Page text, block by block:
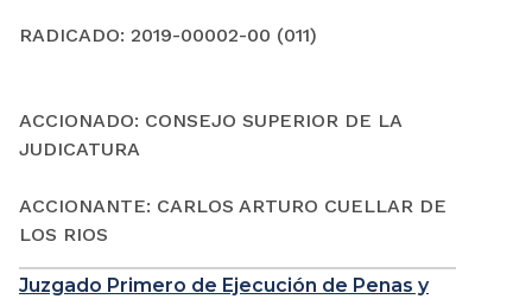
RADICADO: 2019-00002-00 (011)
ACCIONADO: CONSEJO SUPERIOR DE LA
JUDICATURA
ACCIONANTE: CARLOS ARTURO CUELLAR DE
LOS RIOS
Juzgado Primero de Ejecución de Penas y